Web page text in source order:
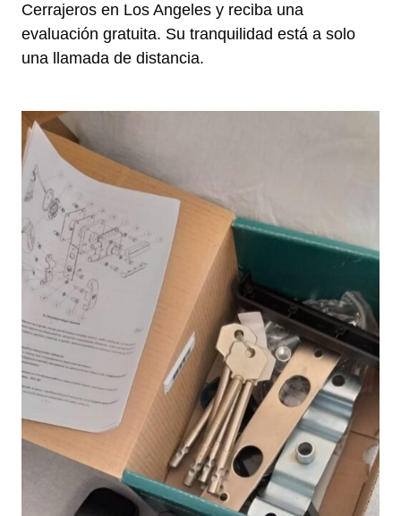
Cerrajeros en Los Angeles y reciba una
evaluación gratuita. Su tranquilidad está a solo
una llamada de distancia.